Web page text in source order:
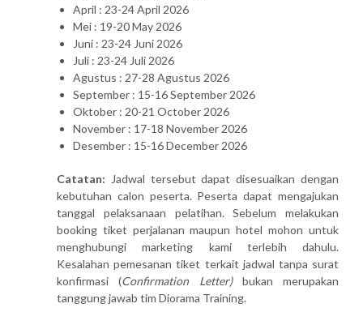
April : 23-24 April 2026
Mei : 19-20 May 2026
Juni : 23-24 Juni 2026
Juli : 23-24 Juli 2026
Agustus : 27-28 Agustus 2026
September : 15-16 September 2026
Oktober : 20-21 October 2026
November : 17-18 November 2026
Desember : 15-16 December 2026
Catatan: Jadwal tersebut dapat disesuaikan dengan
kebutuhan calon peserta. Peserta dapat mengajukan
tanggal pelaksanaan pelatihan. Sebelum melakukan
booking tiket perjalanan maupun hotel mohon untuk
menghubungi marketing kami terlebih dahulu.
Kesalahan pemesanan tiket terkait jadwal tanpa surat
konfirmasi (Confirmation Letter)bukan merupakan
tanggung jawab tim Diorama Training.